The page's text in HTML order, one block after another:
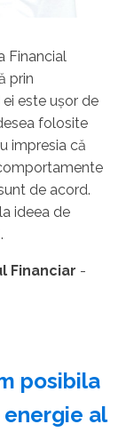
Financial
prin
este uşor de
folosite
impresia că
de acord.
ideea de
Financiar -
posibila
al